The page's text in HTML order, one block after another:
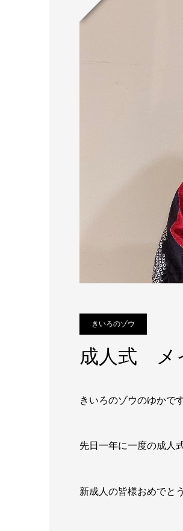
きいろのゾウ
成人式
きいろのゾウのゆかです
先日一年に一度の成人
新成人の皆様おめでと